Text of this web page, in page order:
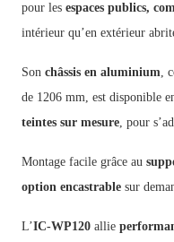
pour les espaces publics,
intérieur qu’en extérieur
Son châssis en aluminium,
de 1206 mm, est disponible
teintes sur mesure, pour
Montage facile grâce au
option encastrable sur
L’IC-WP120 allie